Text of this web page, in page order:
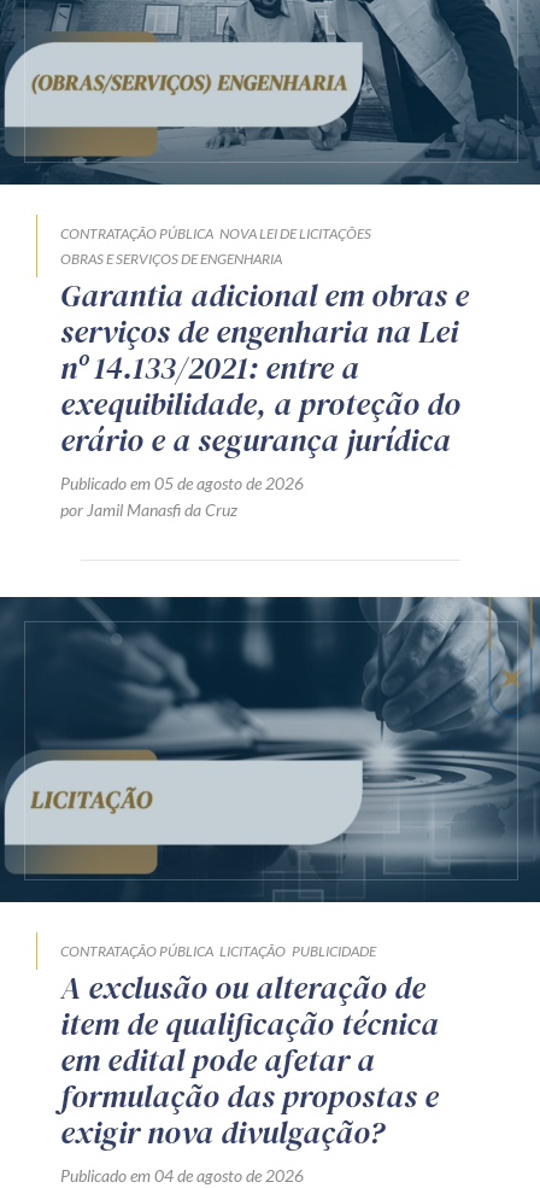
CONTRATAÇÃO PÚBLICA NOVA LEI DE LICITAÇÕES
OBRAS E SERVIÇOS DE ENGENHARIA
Garantia adicional em obras e
serviços de engenharia na Lei
nº 14.133/2021: entre a
exequibilidade, a proteção do
erário e a segurança jurídica
Publicado em 05 de agosto de 2026
por Jamil Manasfi da Cruz
CONTRATAÇÃO PÚBLICA LICITAÇÃO PUBLICIDADE
A exclusão ou alteração de
item de qualificação técnica
em edital pode afetar a
formulação das propostas e
exigir nova divulgação?
Publicado em 04 de agosto de 2026